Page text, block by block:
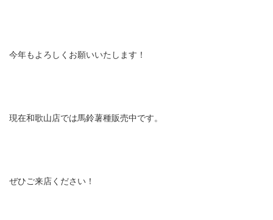
今年もよろしくお願いいたします！
現在和歌山店では馬鈴薯種販売中です。
ぜひご来店ください！